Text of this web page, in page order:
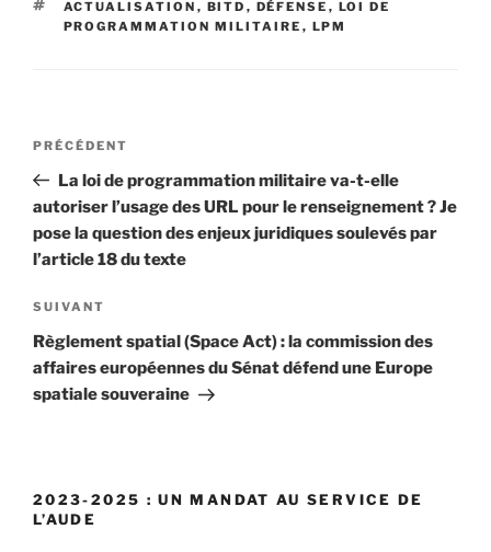
ÉTIQUETTES
ACTUALISATION , BITD , DÉFENSE , LOI DE
PROGRAMMATION MILITAIRE , LPM
Navigation
l’article
Article
précédent
PRÉCÉDENT
La loi de programmation militaire va-t-elle
autoriser l’usage des URL pour le renseignement ? Je
pose la question des enjeux juridiques soulevés par
l’article 18 du texte
Article
suivant
SUIVANT
Règlement spatial (Space Act) : la commission des
affaires européennes du Sénat défend une Europe
spatiale souveraine
2023-2025 : UN MANDAT AU SERVICE DE
L’AUDE